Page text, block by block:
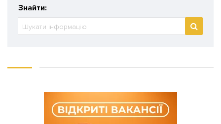
Знайти: